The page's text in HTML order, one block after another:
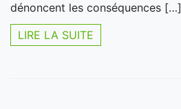
dénoncent les conséquences […]
LIRE LA SUITE